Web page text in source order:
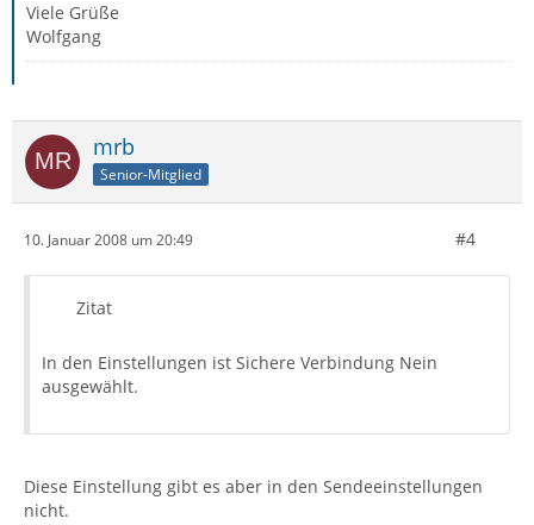
Viele Grüße
Wolfgang
mrb
Senior-Mitglied
10. Januar 2008 um 20:49 #4
Zitat
In den Einstellungen ist Sichere Verbindung Nein
ausgewählt.
Diese Einstellung gibt es aber in den Sendeeinstellungen
nicht.